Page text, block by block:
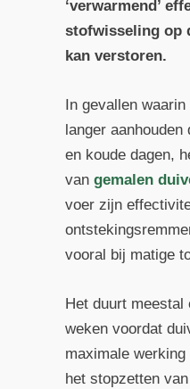
‘verwarmend’
stofwisseling op
kan verstoren.
In gevallen
langer
en koude dagen,
van gemalen
voer zijn
vooral bij matige
Het duurt meestal
weken voordat
maximale
het stopzetten